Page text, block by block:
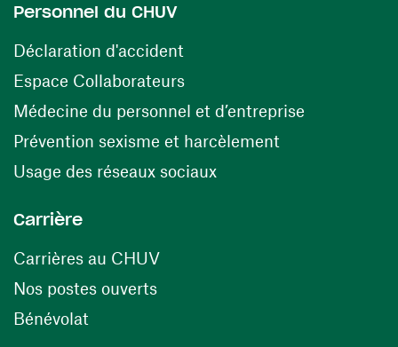
Personnel du CHUV
Déclaration d'accident
Espace Collaborateurs(opens in a new window)
Médecine du personnel et d’entreprise
Prévention sexisme et harcèlement
Usage des réseaux sociaux(opens in a new
Carrière
Carrières au CHUV(opens in a new window)
Nos postes ouverts(opens in a new window)
Bénévolat